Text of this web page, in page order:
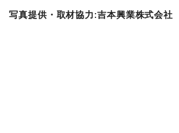
写真提供・取材協力:吉本興業株式会社